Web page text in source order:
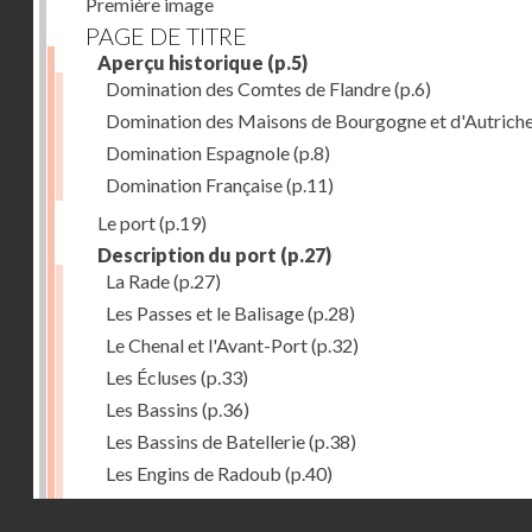
PAGE DE TITRE
Aperçu historique (p.5)
Domination des Comtes de Flandre(p.6)
Domination des Maisons de Bourgogne et
Domination Espagnole(p.8)
Domination Française(p.11)
Le port(p.19)
Description du port (p.27)
La Rade(p.27)
Les Passes et le Balisage(p.28)
Le Chenal et l'Avant-Port(p.32)
Les Écluses (p.33)
Les Bassins (p.36)
Les Bassins de Batellerie(p.38)
Les Engins de Radoub (p.40)
L'Outillage du Port(p.41)